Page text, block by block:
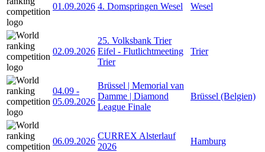
01.09.2026 4. Domspringen Wesel Wesel
02.09.2026
25. Volksbank Trier
Eifel - Flutlichtmeeting
Trier
Trier
04.09 -
05.09.2026
Brüssel | Memorial van
Damme | Diamond
League Finale
Brüssel (Belgien)
06.09.2026
CURREX Alsterlauf
2026
Hamburg